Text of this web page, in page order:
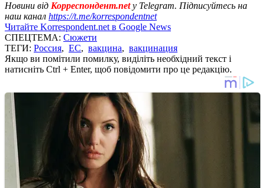
Новини від Корреспондент.netу Telegram. Підписуйтесь на
наш канал https://t.me/korrespondentnet
Читайте Korrespondent.net в Google News
СПЕЦТЕМА: Сюжети
ТЕГИ: Россия, ЕС, вакцина, вакцинация
Якщо ви помітили помилку, виділіть необхідний текст і
натисніть Ctrl + Enter, щоб повідомити про це редакцію.